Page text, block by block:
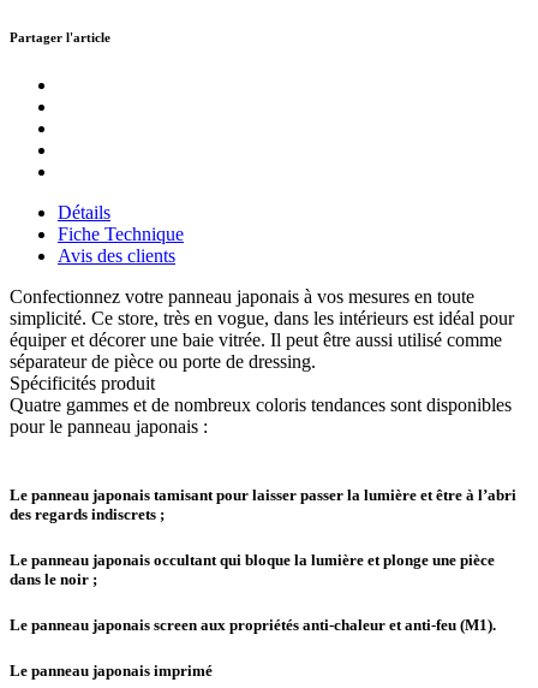
Partager l'article
Détails
Fiche Technique
Avis des clients
Confectionnez votre panneau japonais à vos mesures en toute
simplicité. Ce store, très en vogue, dans les intérieurs est idéal pour
équiper et décorer une baie vitrée. Il peut être aussi utilisé comme
séparateur de pièce ou porte de dressing.
Spécificités produit
Quatre gammes et de nombreux coloris tendances sont disponibles
pour le panneau japonais :
Le panneau japonais tamisant pour laisser passer la lumière et être à l’abri
des regards indiscrets ;
Le panneau japonais occultant qui bloque la lumière et plonge une pièce
dans le noir ;
Le panneau japonais screen aux propriétés anti-chaleur et anti-feu (M1).
Le panneau japonais imprimé